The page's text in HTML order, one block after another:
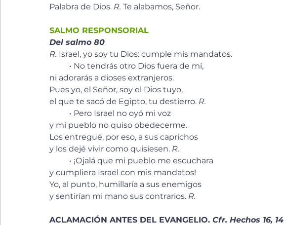
Palabra de Dios. R. Te alabamos, Señor.
SALMO RESPONSORIAL
Del salmo 80
R. Israel, yo soy tu Dios: cumple mis mandatos.
	• No tendrás otro Dios fuera de mí,
ni adorarás a dioses extranjeros.
Pues yo, el Señor, soy el Dios tuyo,
el que te sacó de Egipto, tu destierro. R.
	• Pero Israel no oyó mi voz
y mi pueblo no quiso obedecerme.
Los entregué, por eso, a sus caprichos
y los dejé vivir como quisiesen. R.
	• ¡Ojalá que mi pueblo me escuchara
y cumpliera Israel con mis mandatos!
Yo, al punto, humillaría a sus enemigos
y sentirían mi mano sus contrarios. R.
ACLAMACIÓN ANTES DEL EVANGELIO. Cfr. Hechos 16, 14